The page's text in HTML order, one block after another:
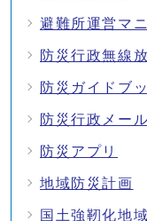
避難所運営マ
防災行政無線
防災ガイドブ
防災行政メール
防災アプリ
地域防災計画
国土強靭化地